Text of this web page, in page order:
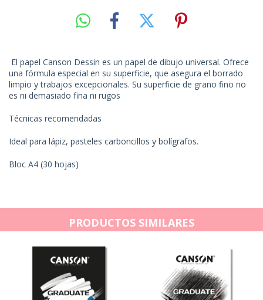
El papel Canson Dessin es un papel de dibujo universal. Ofrece
una fórmula especial en su superficie, que asegura el borrado
limpio y trabajos excepcionales. Su superficie de grano fino no
es ni demasiado fina ni rugos
Técnicas recomendadas
Ideal para lápiz, pasteles carboncillos y bolígrafos.
Bloc A4 (30 hojas)
PRODUCTOS SIMILARES